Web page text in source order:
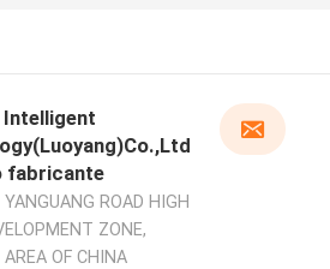
Intelligent
fabricante
YANGUANG ROAD HIGH
ZONE,
AREA OF CHINA